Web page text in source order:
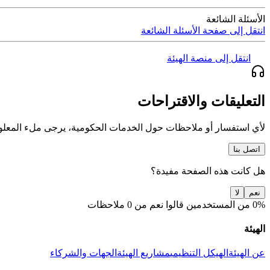
الأسئلة الشائعة
انتقل إلى صفحة الأسئلة الشائعة
انتقل إلى منصة الهيئة
التعليقات والاقتراحات
لأي استفسار أو ملاحظات حول الخدمات الحكومية، يرجى ملء
اتصل بنا
هل كانت هذه الصفحة مفيدة؟
نعم لا
0% من المستخدمين قالوا نعم من 0 ملاحظات
الهيئة
عن الهيئة الهيكل التنظيميمشاريع الهيئة الجهات والشركاء